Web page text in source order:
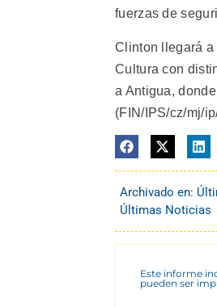
fuerzas de
Clinton llegará a
Cultura con
a Antigua,
(FIN/IPS/cz/mj/
Archivado en:
Últimas Noticias
Este informe
pueden ser